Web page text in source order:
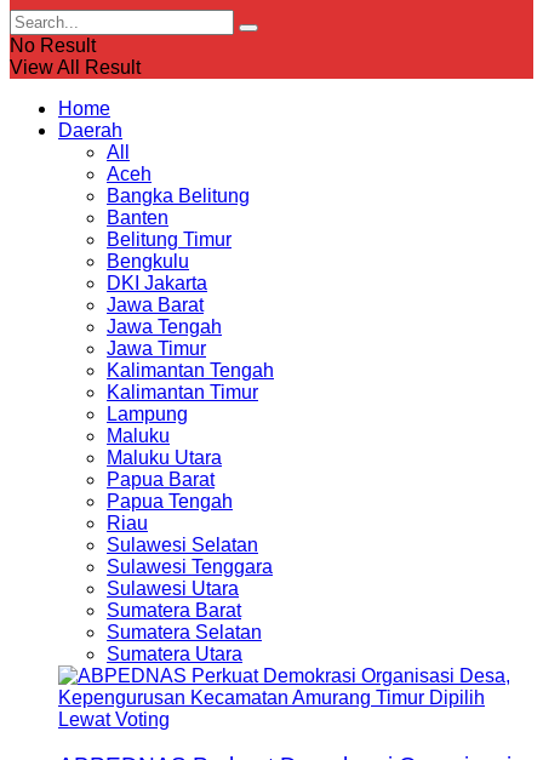
No Result
View All Result
Home
Daerah
All
Aceh
Bangka Belitung
Banten
Belitung Timur
Bengkulu
DKI Jakarta
Jawa Barat
Jawa Tengah
Jawa Timur
Kalimantan Tengah
Kalimantan Timur
Lampung
Maluku
Maluku Utara
Papua Barat
Papua Tengah
Riau
Sulawesi Selatan
Sulawesi Tenggara
Sulawesi Utara
Sumatera Barat
Sumatera Selatan
Sumatera Utara